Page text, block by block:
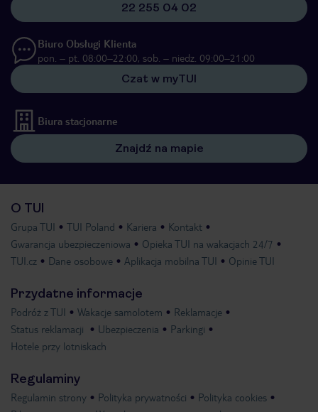
22 255 04 02
Biuro Obsługi Klienta
pon. – pt. 08:00–22:00, sob. – niedz. 09:00–21:00
Czat w myTUI
Biura stacjonarne
Znajdź na mapie
O TUI
Grupa TUI TUI Poland Kariera
Kontakt
Gwarancja ubezpieczeniowa
Opieka TUI na wakacjach 24/7
TUI.cz
Dane osobowe Aplikacja mobilna TUI Opinie TUI
Przydatne informacje
Podróż z TUI Wakacje samolotem
Reklamacje
Status reklamacji
Ubezpieczenia
Parkingi
Hotele przy lotniskach
Regulaminy
Regulamin strony Polityka prywatności
Polityka cookies